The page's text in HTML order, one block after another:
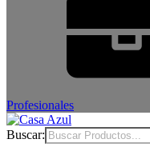
Profesionales
Buscar: